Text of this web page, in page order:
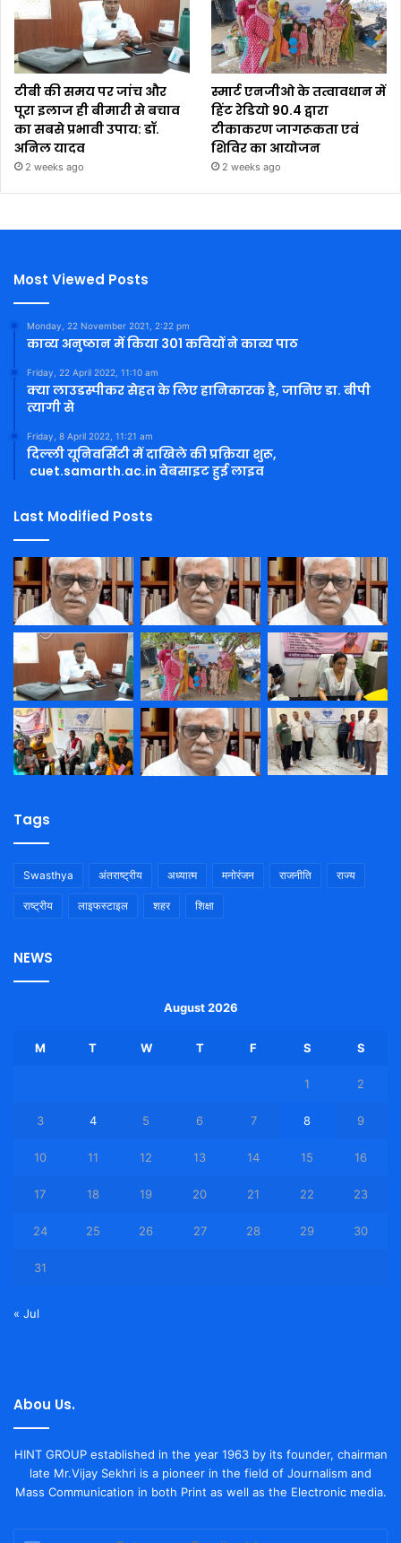
टीबी की समय पर जांच और
पूरा इलाज ही बीमारी से बचाव
का सबसे प्रभावी उपाय: डॉ.
अनिल यादव
2 weeks ago
स्मार्ट एनजीओ के तत्वावधान में
हिंट रेडियो 90.4 द्वारा
टीकाकरण जागरूकता एवं
शिविर का आयोजन
2 weeks ago
Most Viewed Posts
Monday, 22 November 2021, 2:22 pm
काव्य अनुष्ठान में किया 301 कवियों ने काव्य पाठ
Friday, 22 April 2022, 11:10 am
क्या लाउडस्पीकर सेहत के लिए हानिकारक है, जानिए डा. बीपी
त्यागी से
Friday, 8 April 2022, 11:21 am
दिल्ली यूनिवर्सिटी में दाखिले की प्रक्रिया शुरू,
cuet.samarth.ac.in वेबसाइट हुई लाइव
Last Modified Posts
Tags
Swasthya अंतराष्ट्रीय अध्यात्म मनोरंजन राजनीति राज्य
राष्ट्रीय लाइफस्टाइल शहर शिक्षा
NEWS
August 2026
M T W T F S S
1 2
3 4 5 6 7 8 9
10 11 12 13 14 15 16
17 18 19 20 21 22 23
24 25 26 27 28 29 30
31
« Jul
Abou Us.
HINT GROUP established in the year 1963 by its founder, chairman
late Mr.Vijay Sekhri is a pioneer in the field of Journalism and
Mass Communication in both Print as well as the Electronic media.